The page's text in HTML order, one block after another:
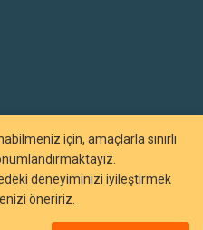
için, amaçlarla sınırlı
deneyiminizi iyileştirmek
öneririz.